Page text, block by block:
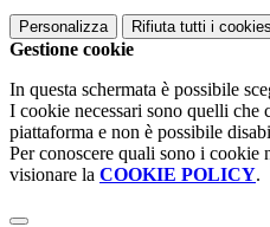
Personalizza Rifiuta tutti i cookies
Gestione cookie
In questa schermata è possibile
I cookie necessari sono quelli che
piattaforma e non è possibile
Per conoscere quali sono i cookie
visionare la COOKIE POLICY.